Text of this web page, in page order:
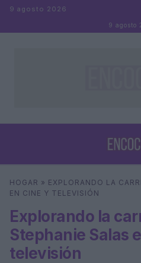
Saltar al contenido
9 agosto 2026
9 agosto
Buscar
HOGAR » EXPLORANDO LA
EN CINE Y TELEVISIÓN
Explorando la
Stephanie Salas
televisión